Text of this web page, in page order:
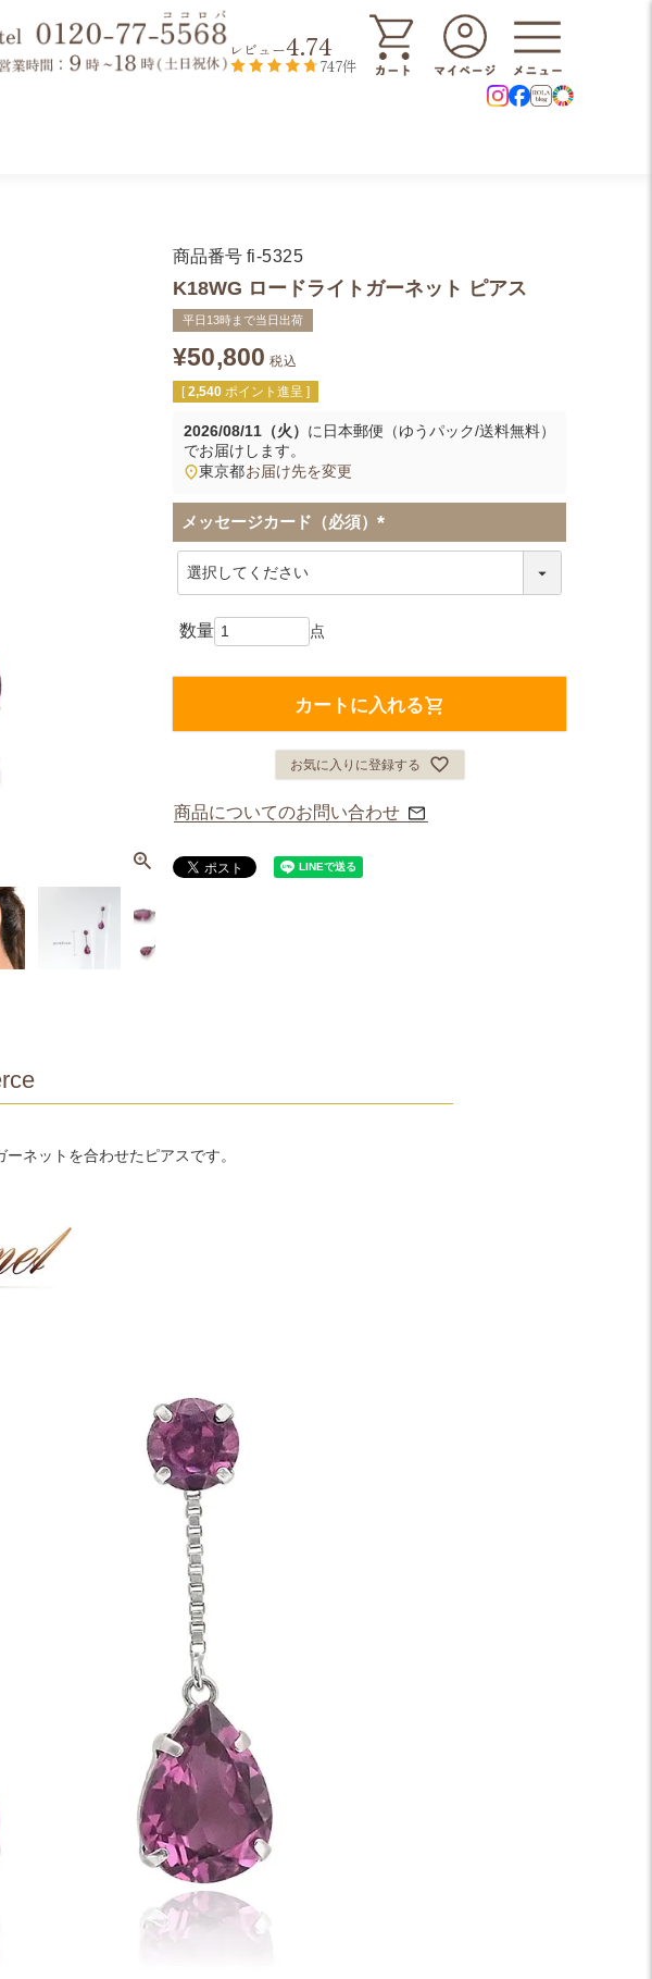
レビュー4.74
747件
商品番号 fi-5325
K18WG ロードライトガーネット ピアス
平日13時まで当日出荷
¥50,800 税込
[ 2,540 ポイント進呈 ]
2026/08/11（火） に 日本郵便（ゆうパック/送料無料）
でお届けします。
東京都お届け先を変更
メッセージカード（必須）
(
カートに入れる
お気に入りに登録する
商品についてのお問い合わせ
ネットを合わせたピアスです。